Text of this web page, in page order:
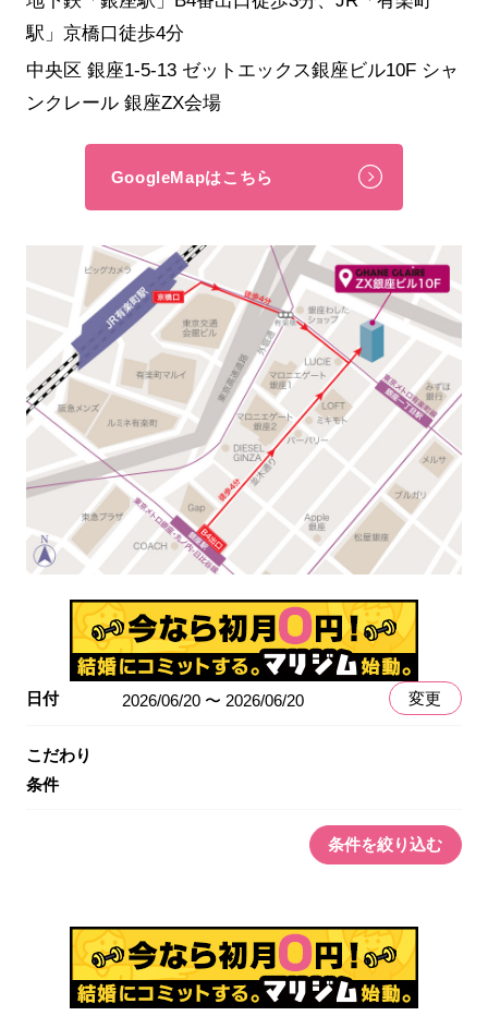
駅」京橋口徒歩4分
中央区 銀座1-5-13 ゼットエックス銀座ビル10F シャ
ンクレール 銀座ZX会場
GoogleMapはこちら
日付 2026/06/20 〜 2026/06/20 変更
こだわり
条件
条件を絞り込む